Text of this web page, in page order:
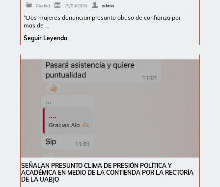
Ciudad 25/05/2026 admin
*Dos mujeres denuncian presunto abuso de confianza por
mas de …
Seguir Leyendo
SEÑALAN PRESUNTO CLIMA DE PRESIÓN POLÍTICA Y
ACADÉMICA EN MEDIO DE LA CONTIENDA POR LA RECTORÍA
DE LA UABJO